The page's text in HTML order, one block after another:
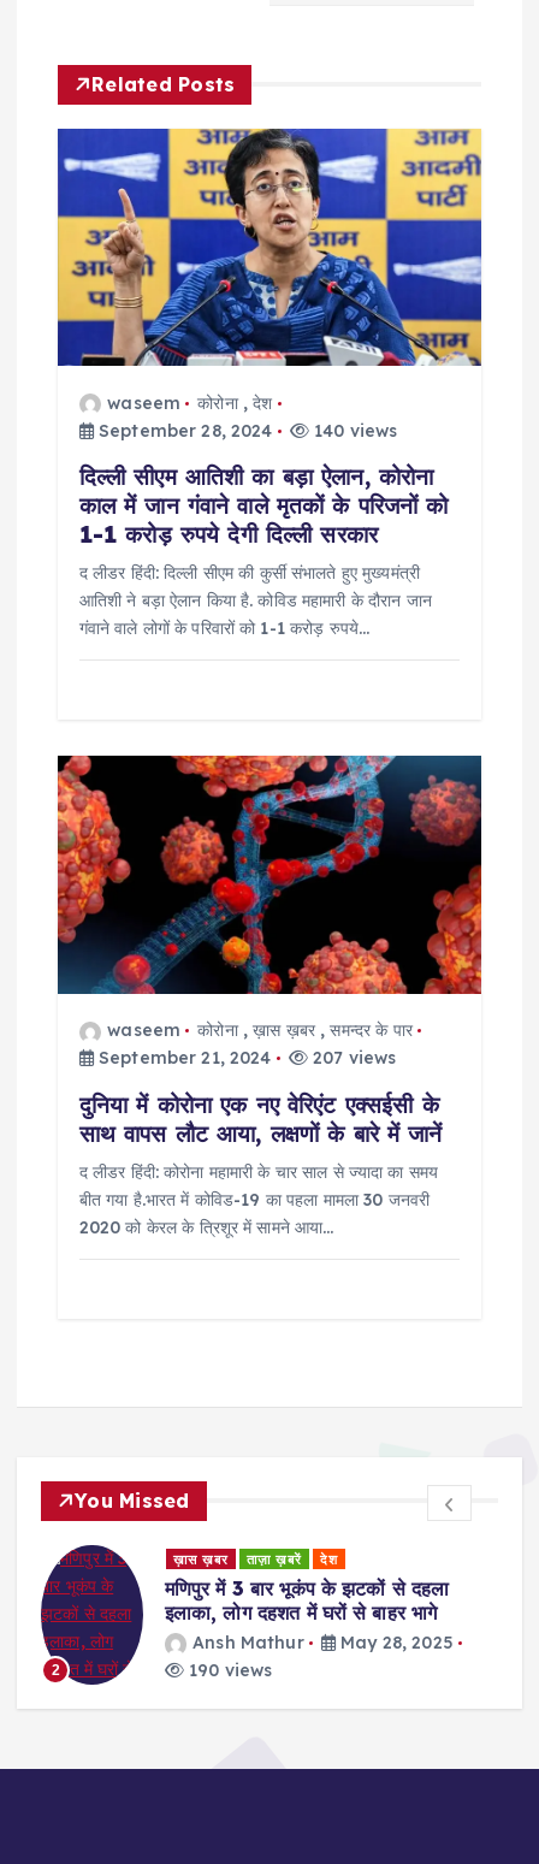
a
v
g
a
t
Related Posts
waseem कोरोना,देश
September 28, 2024
140 views
दिल्ली सीएम आतिशी का बड़ा ऐलान, कोरोना
काल में जान गंवाने वाले मृतकों के परिजनों को
1-1 करोड़ रुपये देगी दिल्ली सरकार
द लीडर हिंदी: दिल्ली सीएम की कुर्सी संभालते हुए मुख्यमंत्री
आतिशी ने बड़ा ऐलान किया है. कोविड महामारी के दौरान जान
गंवाने वाले लोगों के परिवारों को 1-1 करोड़ रुपये…
waseem कोरोना,ख़ास ख़बर,समन्दर के पार
September 21, 2024
207 views
दुनिया में कोरोना एक नए वेरिएंट एक्सईसी के
साथ वापस लौट आया, लक्षणों के बारे में जानें
द लीडर हिंदी: कोरोना महामारी के चार साल से ज्यादा का समय
बीत गया है.भारत में कोविड-19 का पहला मामला 30 जनवरी
2020 को केरल के त्रिशूर में सामने आया…
You Missed
2
ख़ास ख़बर ताज़ा ख़बरें देश
मणिपुर में 3 बार भूकंप के झटकों से दहला
इलाका, लोग दहशत में घरों से बाहर भागे
Ansh Mathur
May 28, 2025
190 views